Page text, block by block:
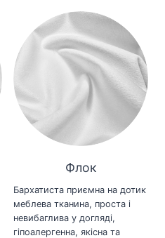
Флок
Бархатиста приємна на дотик
меблева тканина, проста і
невибаглива у догляді,
гіпоалергенна, якісна та